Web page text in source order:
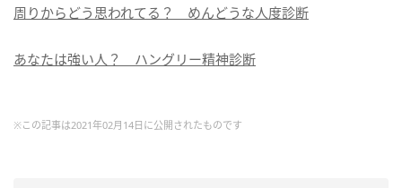
周りからどう思われてる？ めんどうな人度診断
あなたは強い人？ ハングリー精神診断
※この記事は2021年02月14日に公開されたものです